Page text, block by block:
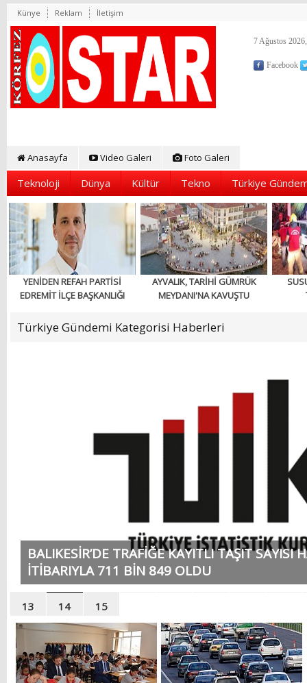
Künye Reklam İletişim
7 Ağustos
Facebook
Anasayfa Video Galeri Foto Galeri
Teknoloji Dünya Kültür Tekno Türkiye
YENİDEN REFAH PARTİSİ
EDREMİT İLÇE BAŞKANLIĞI
AÇILIYOR!
AYVALIK, TARİHİ GÜMRÜK
MEYDANI'NA KAVUŞTU
Türkiye Gündemi Kategorisi Haberleri
BALIKESİR’DE TRAFİĞE KAYITLI TAŞIT SAYISI
İTİBARIYLA 711 BİN 849 OLDU
1 2 3 4 5 6 7
8
13
14 15